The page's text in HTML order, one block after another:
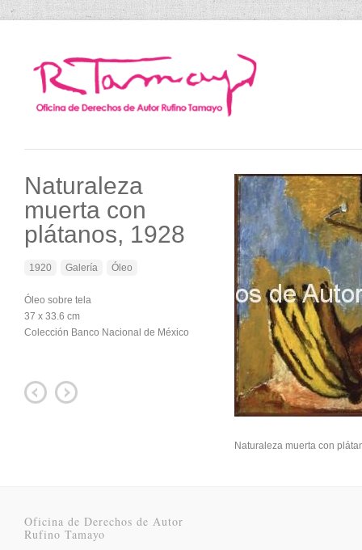
Naturaleza
muerta con
plátanos, 1928
1920 Galería Óleo
Óleo sobre tela
37 x 33.6 cm
Colección Banco Nacional de México
Naturaleza muerta con
Oficina de Derechos de Autor
Rufino Tamayo